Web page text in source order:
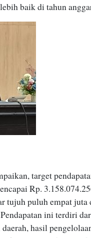
baik di tahun
target
Rp.
tujuh puluh empat juta
ini terdiri
hasil